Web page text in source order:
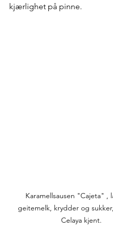
kjærlighet på pinne.
Karamellsausen "Cajeta" ,
geitemelk, krydder og
Celaya kjent.